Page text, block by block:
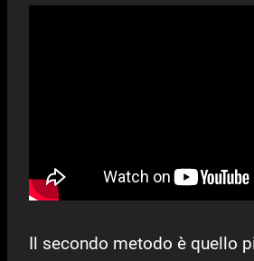
Il secondo metodo è quello